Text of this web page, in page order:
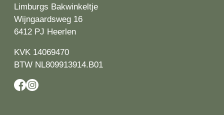
Limburgs Bakwinkeltje
Wijngaardsweg 16
6412 PJ Heerlen
KVK 14069470
BTW NL809913914.B01